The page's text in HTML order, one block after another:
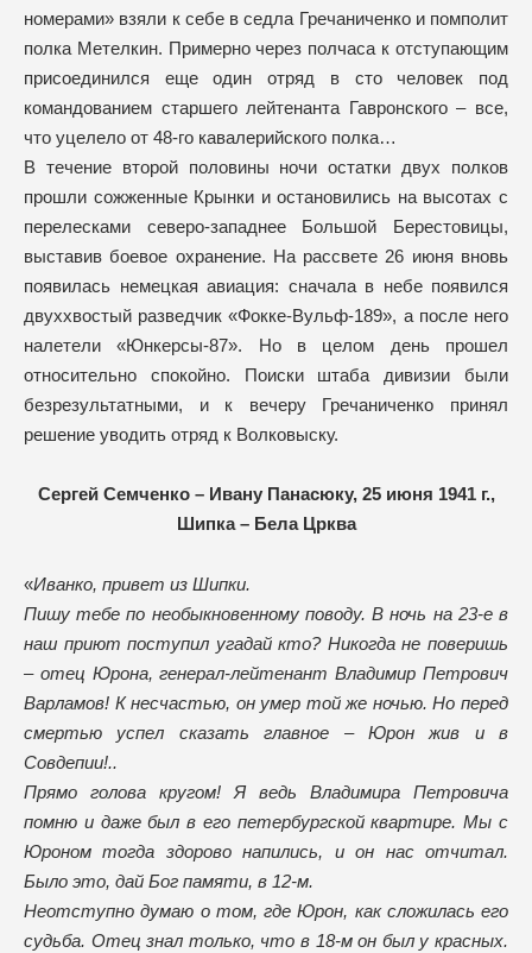
номерами» взяли к себе в седла Гречаниченко и помполит
полка Метелкин. Примерно через полчаса к отступающим
присоединился еще один отряд в сто человек под
командованием старшего лейтенанта Гавронского – все,
что уцелело от 48-го кавалерийского полка…
В течение второй половины ночи остатки двух полков
прошли сожженные Крынки и остановились на высотах с
перелесками северо-западнее Большой Берестовицы,
выставив боевое охранение. На рассвете 26 июня вновь
появилась немецкая авиация: сначала в небе появился
двуххвостый разведчик «Фокке-Вульф-189», а после него
налетели «Юнкерсы-87». Но в целом день прошел
относительно спокойно. Поиски штаба дивизии были
безрезультатными, и к вечеру Гречаниченко принял
решение уводить отряд к Волковыску.
Сергей Семченко – Ивану Панасюку, 25 июня 1941 г.,
Шипка – Бела Црква
«Иванко, привет из Шипки.
Пишу тебе по необыкновенному поводу. В ночь на 23-е в
наш приют поступил угадай кто? Никогда не поверишь
– отец Юрона, генерал-лейтенант Владимир Петрович
Варламов! К несчастью, он умер той же ночью. Но перед
смертью успел сказать главное – Юрон жив и в
Совдепии!..
Прямо голова кругом! Я ведь Владимира Петровича
помню и даже был в его петербургской квартире. Мы с
Юроном тогда здорово напились, и он нас отчитал.
Было это, дай Бог памяти, в 12-м.
Неотступно думаю о том, где Юрон, как сложилась его
судьба. Отец знал только, что в 18-м он был у красных.